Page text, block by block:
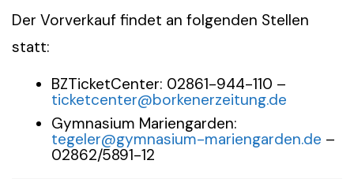
Der Vorverkauf findet an folgenden Stellen
statt:
BZTicketCenter: 02861-944-110 –
ticketcenter@borkenerzeitung.de
Gymnasium Mariengarden:
tegeler@gymnasium-mariengarden.de –
02862/5891-12